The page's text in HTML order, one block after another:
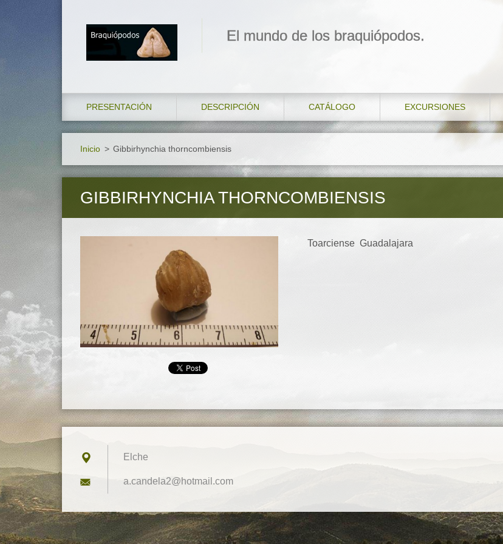
El mundo de los braquiópodos.
PRESENTACIÓN DESCRIPCIÓN CATÁLOGO EXCURSIONES
Inicio > Gibbirhynchia thorncombiensis
GIBBIRHYNCHIA THORNCOMBIENSIS
Toarciense Guadalajara
Elche
a.candel a2@hotmail.com